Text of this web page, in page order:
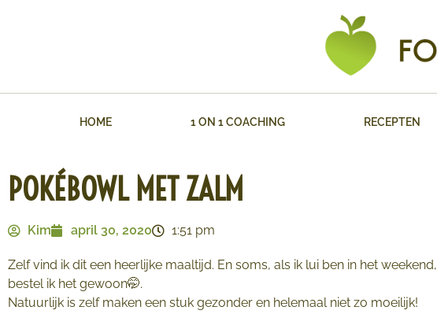
HOME 1 ON 1 COACHING RECEPTEN
POKÉBOWL MET ZALM
Kim april 30, 2020 1:51 pm
Zelf vind ik dit een heerlijke maaltijd. En soms, als ik lui ben in het weekend,
bestel ik het gewoon🤭.
Natuurlijk is zelf maken een stuk gezonder en helemaal niet zo moeilijk!